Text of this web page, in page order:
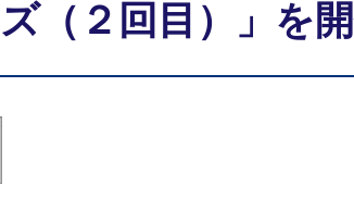
（２回目）」を